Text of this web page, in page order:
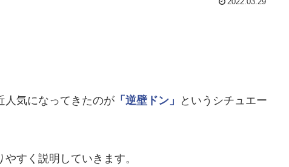
2022.03.29
人気になってきたのが 「逆壁ドン」
というシチュエー
すく説明していきます。